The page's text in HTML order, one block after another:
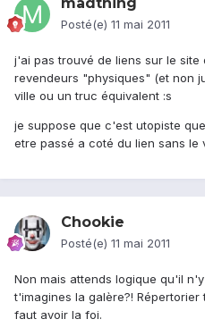
madthing
Posté(e) 11 mai 2011
j'ai pas trouvé de liens sur le
revendeurs "physiques" (et non
ville ou un truc équivalent :s
je suppose que c'est utopiste
etre passé a coté du lien sans le
Chookie
Posté(e) 11 mai 2011
Non mais attends logique qu'il
t'imagines la galère?!
faut avoir la foi.